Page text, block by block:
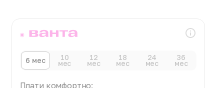
6 мес 10
мес
12
мес
18
мес
24
мес
36
мес
Плати комфортно: